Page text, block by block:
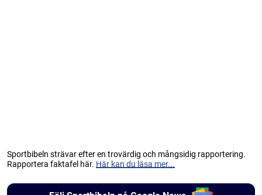
Sportbibeln strävar efter en trovärdig och mångsidig rapportering.
Rapportera faktafel här. Här kan du läsa mer...